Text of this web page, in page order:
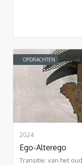
OPDRACHTEN
2024
Ego-Alterego
Transitie: van het